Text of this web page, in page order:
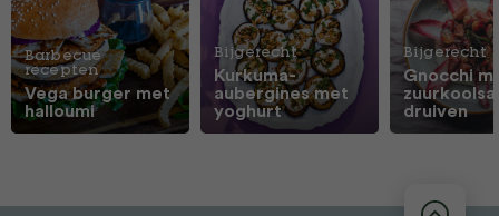
Barbecue
recepten
Vega burger met
halloumi
Bijgerecht
Kurkuma-
aubergines met
yoghurt
Bijgerecht
Gnocchi
druiven